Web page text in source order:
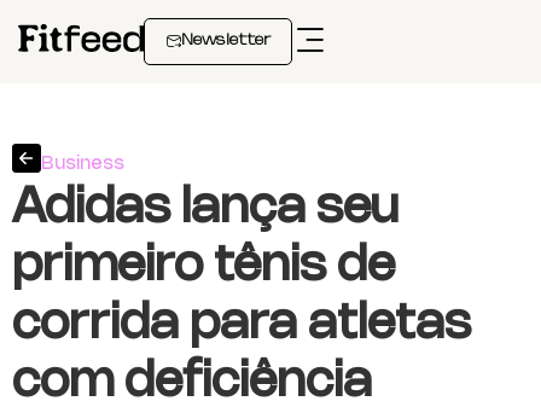
Newsletter
Business
Adidas lança seu
primeiro tênis de
corrida para atletas
com deficiência